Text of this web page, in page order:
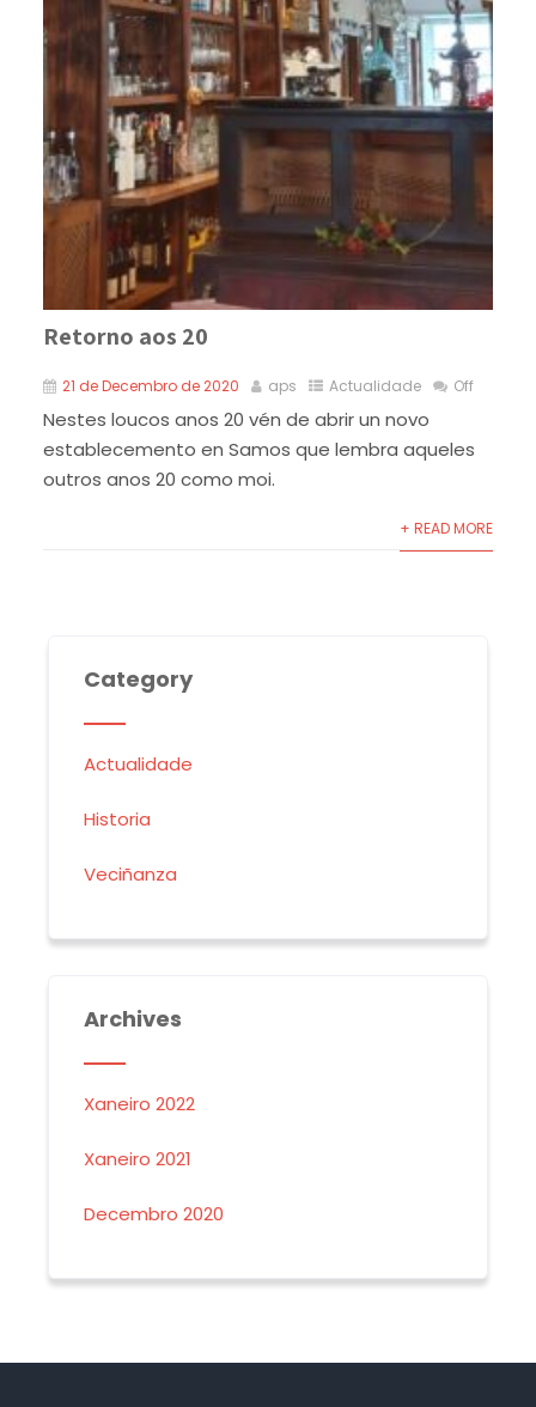
Retorno aos 20
21 de Decembro de 2020 aps Actualidade Off
Nestes loucos anos 20 vén de abrir un novo
establecemento en Samos que lembra aqueles
outros anos 20 como moi.
+ READ MORE
Category
Actualidade
Historia
Veciñanza
Archives
Xaneiro 2022
Xaneiro 2021
Decembro 2020